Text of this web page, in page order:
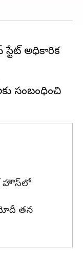
అధికారిక
సంబంధించి
హౌస్‌లో
మోదీ తన